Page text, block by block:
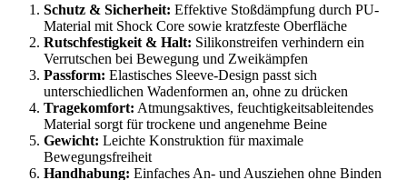
Schutz & Sicherheit: Effektive Stoßdämpfung durch PU-
Material mit Shock Core sowie kratzfeste Oberfläche
Rutschfestigkeit & Halt: Silikonstreifen verhindern ein
Verrutschen bei Bewegung und Zweikämpfen
Passform: Elastisches Sleeve-Design passt sich
unterschiedlichen Wadenformen an, ohne zu drücken
Tragekomfort: Atmungsaktives, feuchtigkeitsableitendes
Material sorgt für trockene und angenehme Beine
Gewicht: Leichte Konstruktion für maximale
Bewegungsfreiheit
Handhabung: Einfaches An- und Ausziehen ohne Binden